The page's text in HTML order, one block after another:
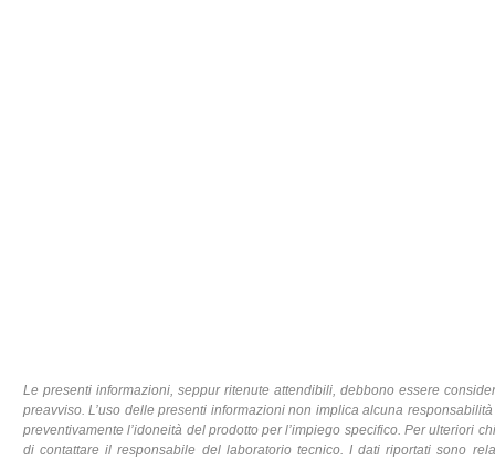
Le presenti informazioni, seppur ritenute attendibili, debbono essere
preavviso. L’uso delle presenti informazioni non implica alcuna
preventivamente l’idoneità del prodotto per l’impiego specifico. Per ulteriori
di contattare il responsabile del laboratorio tecnico. I dati riportati sono